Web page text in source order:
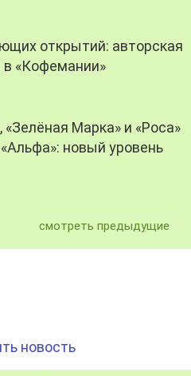
открытий: авторская
в «Кофемании»
«Зелёная Марка» и «Роса»
новый уровень
смотреть предыдущие
новость